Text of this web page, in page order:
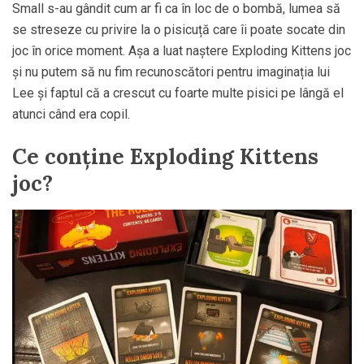
Small s-au gândit cum ar fi ca în loc de o bombă, lumea să
se streseze cu privire la o pisicuță care îi poate socate din
joc în orice moment. Așa a luat naștere Exploding Kittens joc
și nu putem să nu fim recunoscători pentru imaginația lui
Lee și faptul că a crescut cu foarte multe pisici pe lângă el
atunci când era copil.
Ce conține Exploding Kittens
joc?